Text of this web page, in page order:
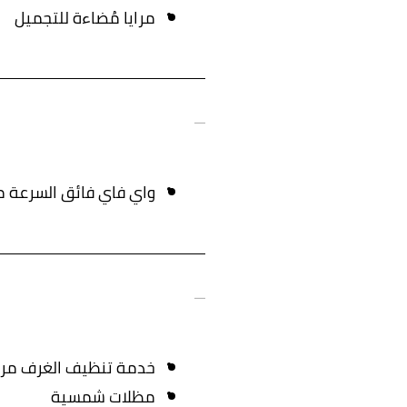
مرايا مُضاءة للتجميل
واي فاي فائق السرعة
خدمة تنظيف الغرف
مظلات شمسية